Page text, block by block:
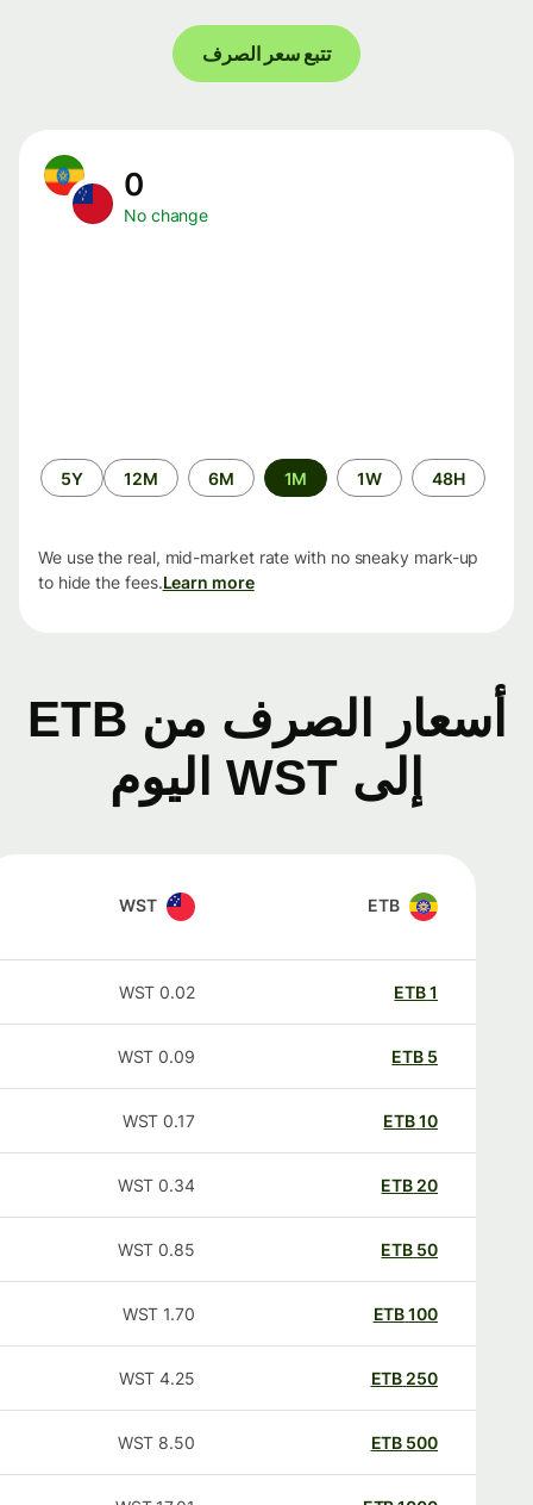
تتبع سعر الصرف
No change
الفترة
الزمنية
48H
1W
1M
6M
12M
5Y
We use the real, mid-market rate with no sneaky mark-up
to hide the fees.Learn more
أسعار الصرف من ETB
إلى WST اليوم
ETB
WST
ETB
0.02
WST
ETB
0.09
WST
ETB
0.17
WST
20
ETB
0.34
WST
50
ETB
0.85
WST
100
ETB
1.70
WST
250
ETB
4.25
WST
500
ETB
8.50
WST